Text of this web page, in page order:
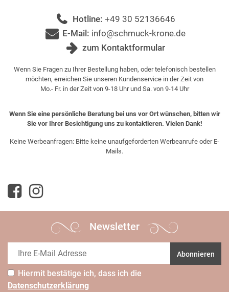
Hotline: +49 30 52136646
E-Mail: info@schmuck-krone.de
zum Kontaktformular
Wenn Sie Fragen zu Ihrer Bestellung haben, oder telefonisch bestellen
möchten, erreichen Sie unseren Kundenservice in der Zeit von
Mo.- Fr. in der Zeit von 9-18 Uhr und Sa. von 9-14 Uhr
Wenn Sie eine persönliche Beratung bei uns vor Ort wünschen, bitten wir
Sie vor Ihrer Besichtigung uns zu kontaktieren. Vielen Dank!
Keine Werbeanfragen: Bitte keine unaufgeforderten Werbeanrufe oder E-
Mails.
Newsletter
Abonnieren
Hiermit bestätige ich, dass ich die
Daten­schutz­erklärung